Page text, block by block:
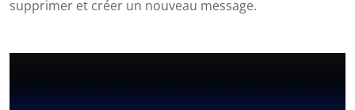
supprimer et créer un nouveau message.